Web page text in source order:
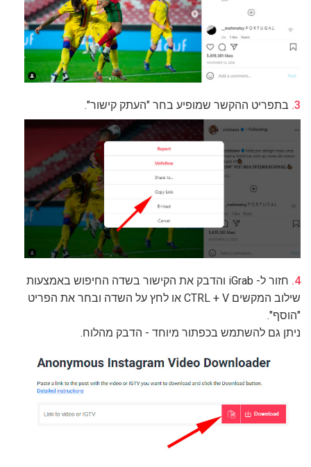
בתפריט ההקשר שמופיע בחר "העתק קישור".
חזור ל- iGrab והדבק את הקישור בשדה החיפוש באמצעות
שילוב המקשים CTRL + V או לחץ על השדה ובחר את הפריט
"הוסף".
ניתן גם להשתמש בכפתור מיוחד - הדבק מהלוח.